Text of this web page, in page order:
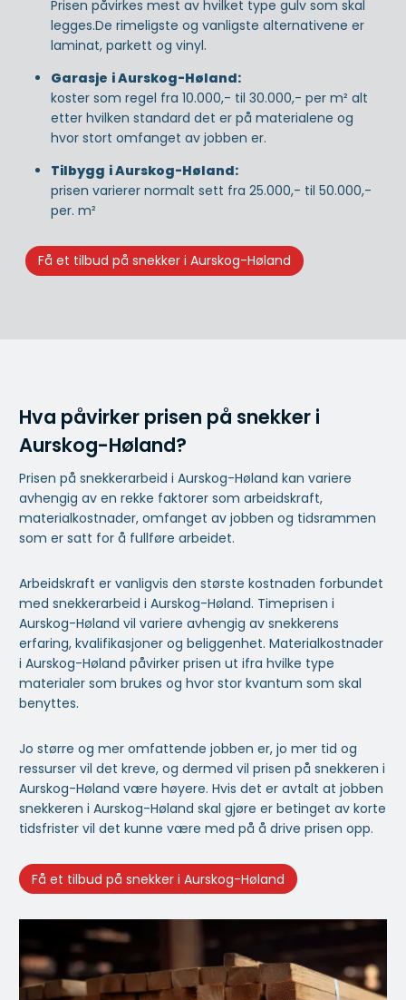
Prisen påvirkes mest av hvilket type gulv som skal
legges.De rimeligste og vanligste alternativene er
laminat, parkett og vinyl.
Garasje i Aurskog-Høland:
koster som regel fra 10.000,- til 30.000,- per m² alt
etter hvilken standard det er på materialene og
hvor stort omfanget av jobben er.
Tilbygg i Aurskog-Høland:
prisen varierer normalt sett fra 25.000,- til 50.000,-
per. m²
Få et tilbud på snekker i Aurskog-Høland
Hva påvirker prisen på snekker i
Aurskog-Høland?
Prisen på snekkerarbeid i Aurskog-Høland kan variere
avhengig av en rekke faktorer som arbeidskraft,
materialkostnader, omfanget av jobben og tidsrammen
som er satt for å fullføre arbeidet.
Arbeidskraft er vanligvis den største kostnaden forbundet
med snekkerarbeid i Aurskog-Høland. Timeprisen i
Aurskog-Høland vil variere avhengig av snekkerens
erfaring, kvalifikasjoner og beliggenhet. Materialkostnader
i Aurskog-Høland påvirker prisen ut ifra hvilke type
materialer som brukes og hvor stor kvantum som skal
benyttes.
Jo større og mer omfattende jobben er, jo mer tid og
ressurser vil det kreve, og dermed vil prisen på snekkeren i
Aurskog-Høland være høyere. Hvis det er avtalt at jobben
snekkeren i Aurskog-Høland skal gjøre er betinget av korte
tidsfrister vil det kunne være med på å drive prisen opp.
Få et tilbud på snekker i Aurskog-Høland